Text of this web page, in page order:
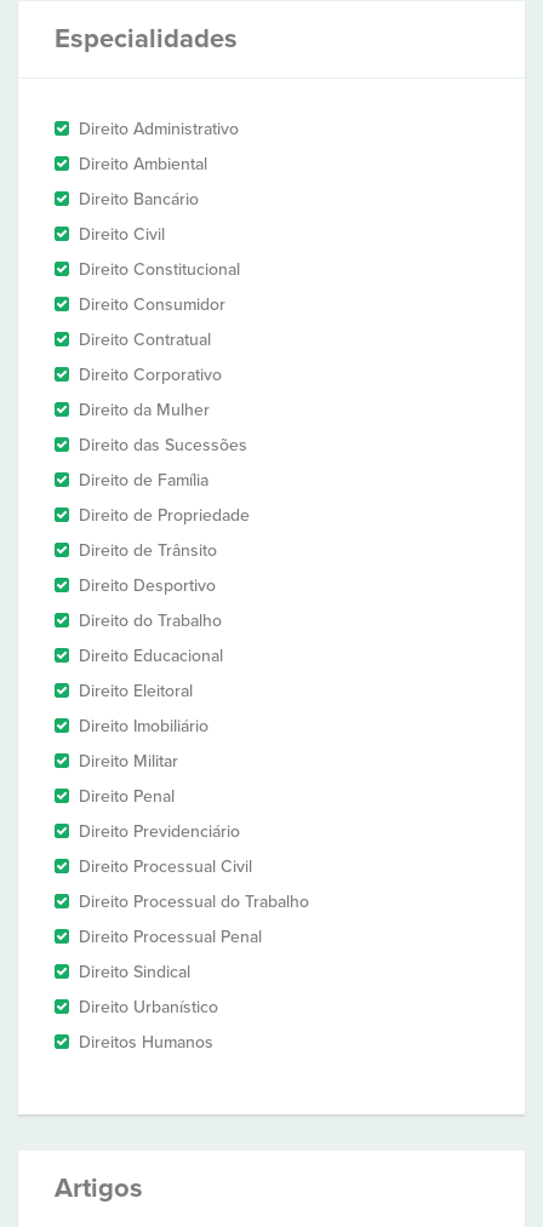
Especialidades
Direito Administrativo
Direito Ambiental
Direito Bancário
Direito Civil
Direito Constitucional
Direito Consumidor
Direito Contratual
Direito Corporativo
Direito da Mulher
Direito das Sucessões
Direito de Família
Direito de Propriedade
Direito de Trânsito
Direito Desportivo
Direito do Trabalho
Direito Educacional
Direito Eleitoral
Direito Imobiliário
Direito Militar
Direito Penal
Direito Previdenciário
Direito Processual Civil
Direito Processual do Trabalho
Direito Processual Penal
Direito Sindical
Direito Urbanístico
Direitos Humanos
Artigos